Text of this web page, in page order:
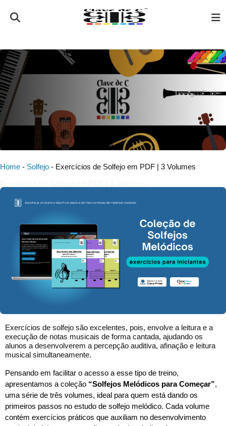
Home - Solfejo - Exercícios de Solfejo em PDF | 3 Volumes
Exercícios de solfejo são excelentes, pois, envolve a leitura e a
execução de notas musicais de forma cantada, ajudando os
alunos a desenvolverem a percepção auditiva, afinação e leitura
musical simultaneamente.
Pensando em facilitar o acesso a esse tipo de treino,
apresentamos a coleção “Solfejos Melódicos para Começar”,
uma série de três volumes, ideal para quem está dando os
primeiros passos no estudo de solfejo melódico. Cada volume
contém exercícios práticos que auxiliam no desenvolvimento